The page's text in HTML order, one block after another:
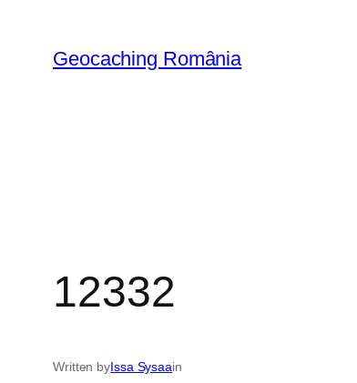
content
Geocaching România
12332
Written byIssa Sysaain